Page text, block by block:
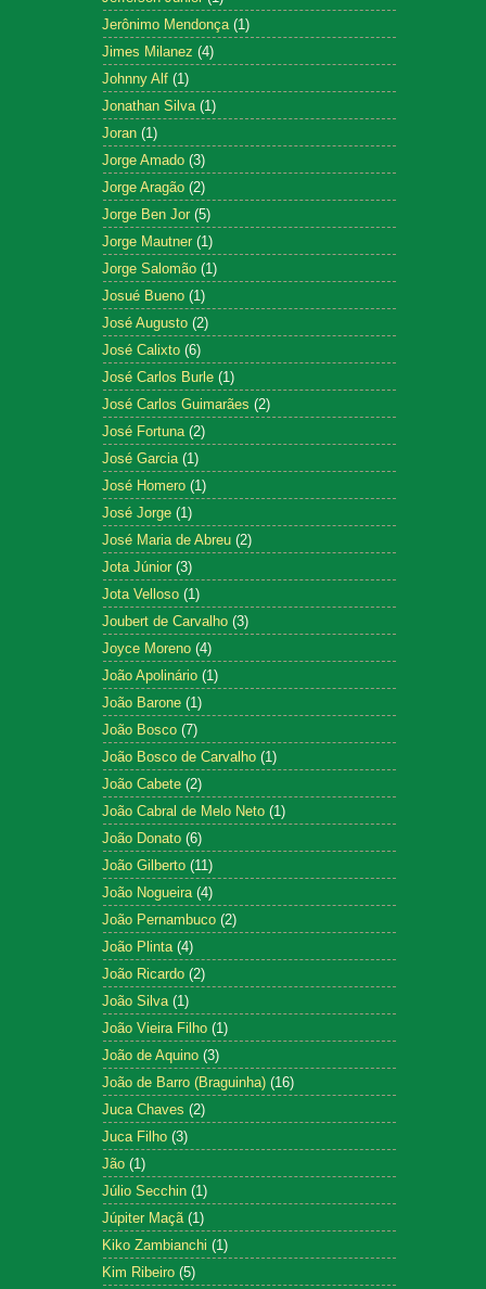
Jerônimo Mendonça (1)
Jimes Milanez (4)
Johnny Alf (1)
Jonathan Silva (1)
Joran (1)
Jorge Amado (3)
Jorge Aragão (2)
Jorge Ben Jor (5)
Jorge Mautner (1)
Jorge Salomão (1)
Josué Bueno (1)
José Augusto (2)
José Calixto (6)
José Carlos Burle (1)
José Carlos Guimarães (2)
José Fortuna (2)
José Garcia (1)
José Homero (1)
José Jorge (1)
José Maria de Abreu (2)
Jota Júnior (3)
Jota Velloso (1)
Joubert de Carvalho (3)
Joyce Moreno (4)
João Apolinário (1)
João Barone (1)
João Bosco (7)
João Bosco de Carvalho (1)
João Cabete (2)
João Cabral de Melo Neto (1)
João Donato (6)
João Gilberto (11)
João Nogueira (4)
João Pernambuco (2)
João Plinta (4)
João Ricardo (2)
João Silva (1)
João Vieira Filho (1)
João de Aquino (3)
João de Barro (Braguinha) (16)
Juca Chaves (2)
Juca Filho (3)
Jão (1)
Júlio Secchin (1)
Júpiter Maçã (1)
Kiko Zambianchi (1)
Kim Ribeiro (5)